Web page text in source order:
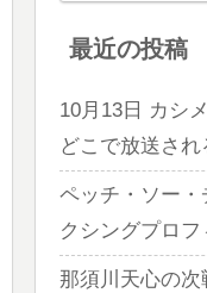
最近の投稿
10月13日 カシ
どこで放送さ
ペッチ・ソー
クシングプロ
那須川天心の